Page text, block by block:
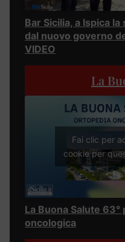
Bar Sicilia, a Ispica
dal nuovo governo
VIDEO
La
Fai clic per
cookie per
La Buona Salute
oncologica